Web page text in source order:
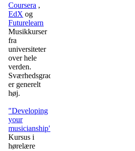
Coursera ,
EdX og
Futurelearn
Musikkurser
fra
universiteter
over hele
verden.
Sværhedsgraden
er generelt
høj.
"Developing
your
musicianship"
Kursus i
hørelære